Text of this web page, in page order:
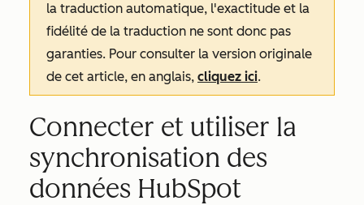
la traduction automatique, l'exactitude et la
fidélité de la traduction ne sont donc pas
garanties. Pour consulter la version originale
de cet article, en anglais, cliquez ici.
Connecter et utiliser la
synchronisation des
données HubSpot